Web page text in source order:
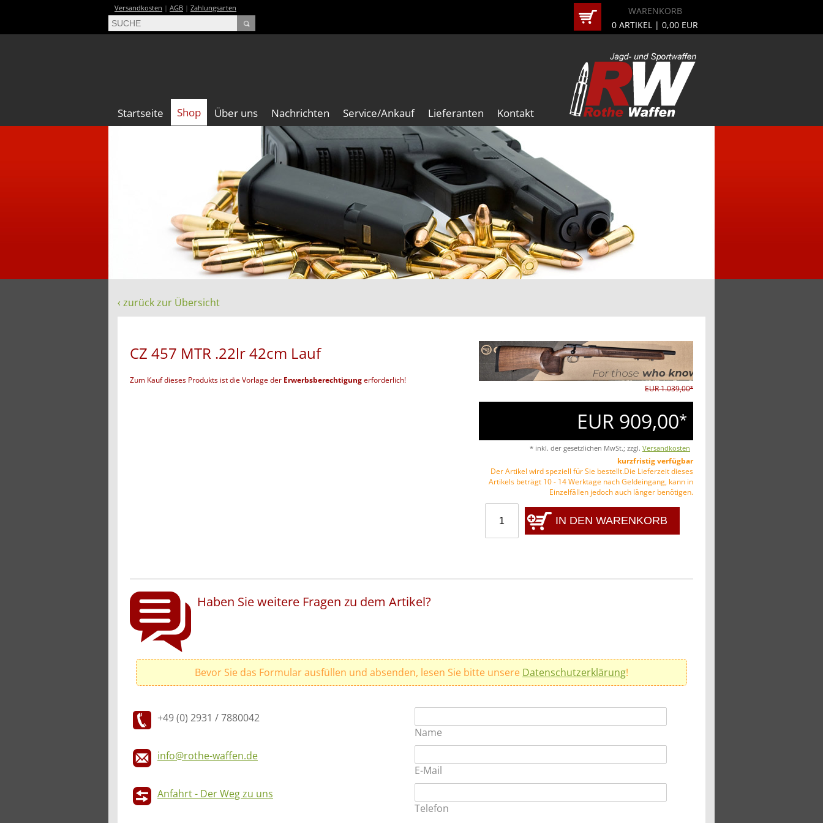
Versandkosten | AGB | Zahlungsarten
WARENKORB
0 ARTIKEL | 0,00 EUR
Startseite Shop Über uns Nachrichten Service/Ankauf Lieferanten Kontakt
‹ zurück zur Übersicht
EUR 1.039,00*
EUR 909,00*
* inkl. der gesetzlichen MwSt.; zzgl. Versandkosten
kurzfristig verfügbar
Der Artikel wird speziell für Sie bestellt.Die Lieferzeit dieses
Artikels beträgt 10 - 14 Werktage nach Geldeingang, kann in
Einzelfällen jedoch auch länger benötigen.
IN DEN WARENKORB
CZ 457 MTR .22lr 42cm Lauf
Zum Kauf dieses Produkts ist die Vorlage der Erwerbsberechtigungerforderlich!
Haben Sie weitere Fragen zu dem Artikel?
Bevor Sie das Formular ausfüllen und absenden, lesen Sie bitte unsere Datenschutzerklärung!
+49 (0) 2931 / 7880042
Name
info@rothe-waffen.de
E-Mail
Anfahrt - Der Weg zu uns
Telefon